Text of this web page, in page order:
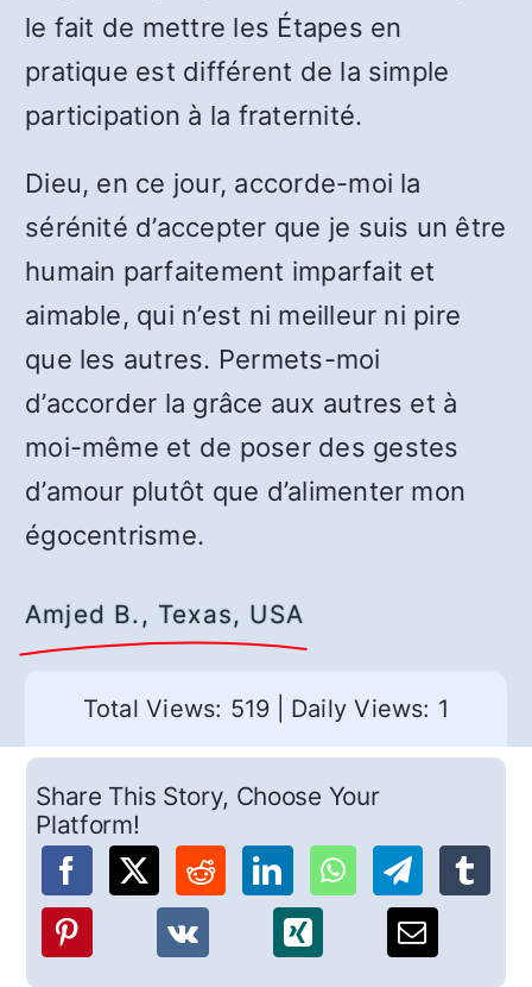
le fait de mettre les Étapes en
pratique est différent de la simple
participation à la fraternité.
Dieu, en ce jour, accorde-moi la
sérénité d’accepter que je suis un être
humain parfaitement imparfait et
aimable, qui n’est ni meilleur ni pire
que les autres. Permets-moi
d’accorder la grâce aux autres et à
moi-même et de poser des gestes
d’amour plutôt que d’alimenter mon
égocentrisme.
Amjed B., Texas, USA
Total Views: 519 Daily Views: 1
Share This Story, Choose Your
Platform!